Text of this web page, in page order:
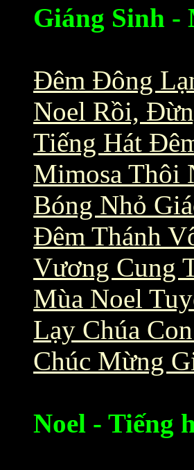
Giáng Sinh -
Đêm Đông
Noel Rồi,
Tiếng Hát
Mimosa Thôi
Bóng Nhỏ
Đêm Thánh
Vương Cung
Mùa Noel
Lạy Chúa
Chúc Mừng
Noel - Tiếng